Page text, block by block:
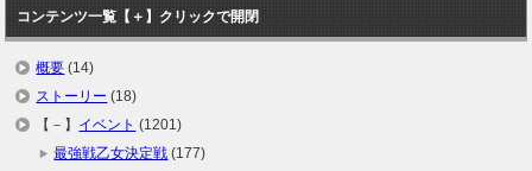
コンテンツ一覧【＋】クリックで開閉
概要 (14)
ストーリー (18)
【－】 イベント (1201)
最強戦乙女決定戦 (177)